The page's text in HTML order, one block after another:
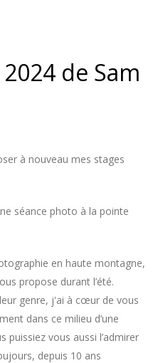
de Sam
à nouveau mes stages
séance photo à la pointe
en haute montagne,
propose durant l’été.
genre, j'ai à cœur de vous
dans ce milieu d’une
puissiez vous aussi l’admirer
depuis 10 ans